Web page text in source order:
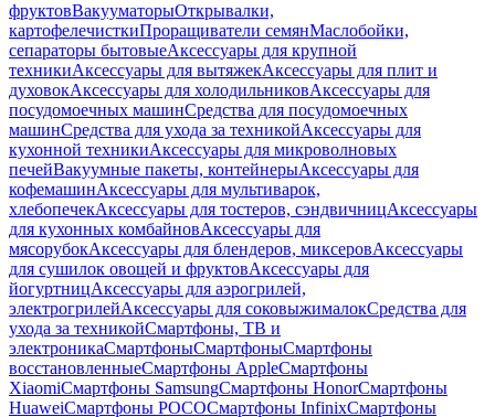
фруктовВакууматорыОткрывалки,
картофелечисткиПроращиватели семянМаслобойки,
сепараторы бытовыеАксессуары для крупной
техникиАксессуары для вытяжекАксессуары для плит и
духовокАксессуары для холодильниковАксессуары для
посудомоечных машинСредства для посудомоечных
машинСредства для ухода за техникойАксессуары для
кухонной техникиАксессуары для микроволновых
печейВакуумные пакеты, контейнерыАксессуары для
кофемашинАксессуары для мультиварок,
хлебопечекАксессуары для тостеров, сэндвичницАксессуары
для кухонных комбайновАксессуары для
мясорубокАксессуары для блендеров, миксеровАксессуары
для сушилок овощей и фруктовАксессуары для
йогуртницАксессуары для аэрогрилей,
электрогрилейАксессуары для соковыжималокСредства для
ухода за техникойСмартфоны, ТВ и
электроникаСмартфоныСмартфоныСмартфоны
восстановленныеСмартфоны AppleСмартфоны
XiaomiСмартфоны SamsungСмартфоны HonorСмартфоны
HuaweiСмартфоны POCOСмартфоны InfinixСмартфоны